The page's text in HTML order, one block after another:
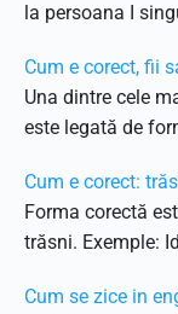
la persoana I
Cum e corect, fii
Una dintre cele
este legată de
Cum e corect:
Forma corectă
trăsni. Exemple:
Cum se zice in